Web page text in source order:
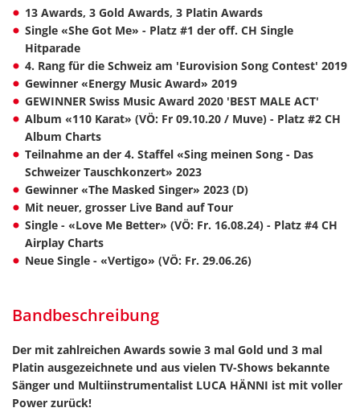
13 Awards, 3 Gold Awards, 3 Platin Awards
Single «She Got Me» - Platz #1 der off. CH Single
Hitparade
4. Rang für die Schweiz am 'Eurovision Song Contest' 2019
Gewinner «Energy Music Award» 2019
GEWINNER Swiss Music Award 2020 'BEST MALE ACT'
Album «110 Karat» (VÖ: Fr 09.10.20 / Muve) - Platz #2 CH
Album Charts
Teilnahme an der 4. Staffel «Sing meinen Song - Das
Schweizer Tauschkonzert» 2023
Gewinner «The Masked Singer» 2023 (D)
Mit neuer, grosser Live Band auf Tour
Single - «Love Me Better» (VÖ: Fr. 16.08.24) - Platz #4 CH
Airplay Charts
Neue Single - «Vertigo» (VÖ: Fr. 29.06.26)
Bandbeschreibung
Der mit zahlreichen Awards sowie 3 mal Gold und 3 mal
Platin ausgezeichnete und aus vielen TV-Shows bekannte
Sänger und Multiinstrumentalist LUCA HÄNNI ist mit voller
Power zurück!